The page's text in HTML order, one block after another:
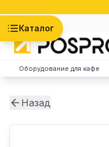
Каталог
Оборудование для кафе
Назад